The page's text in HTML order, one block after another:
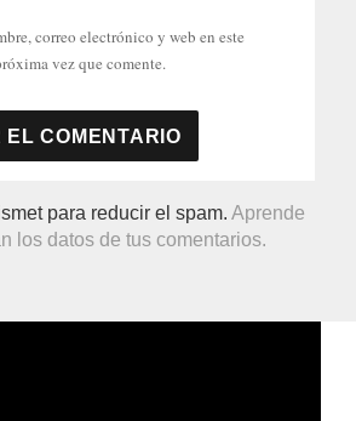
correo electrónico y web en este
vez que comente.
para reducir el spam.Aprende
los datos de tus comentarios.